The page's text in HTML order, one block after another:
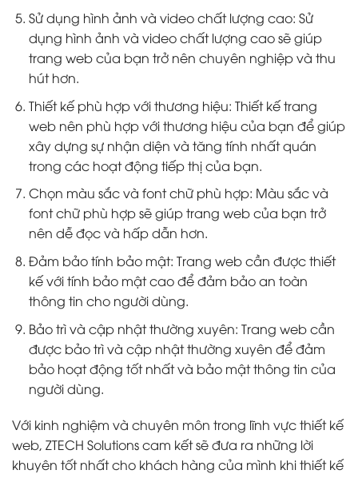
Sử dụng hình ảnh và video chất lượng cao: Sử
dụng hình ảnh và video chất lượng cao sẽ giúp
trang web của bạn trở nên chuyên nghiệp và thu
hút hơn.
Thiết kế phù hợp với thương hiệu: Thiết kế trang
web nên phù hợp với thương hiệu của bạn để giúp
xây dựng sự nhận diện và tăng tính nhất quán
trong các hoạt động tiếp thị của bạn.
Chọn màu sắc và font chữ phù hợp: Màu sắc và
font chữ phù hợp sẽ giúp trang web của bạn trở
nên dễ đọc và hấp dẫn hơn.
Đảm bảo tính bảo mật: Trang web cần được thiết
kế với tính bảo mật cao để đảm bảo an toàn
thông tin cho người dùng.
Bảo trì và cập nhật thường xuyên: Trang web cần
được bảo trì và cập nhật thường xuyên để đảm
bảo hoạt động tốt nhất và bảo mật thông tin của
người dùng.
Với kinh nghiệm và chuyên môn trong lĩnh vực thiết kế
web, ZTECH Solutions cam kết sẽ đưa ra những lời
khuyên tốt nhất cho khách hàng của mình khi thiết kế